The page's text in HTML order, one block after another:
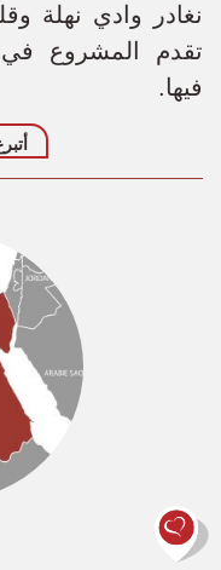
نغادر وادي نهلة
تقدم المشروع في
فيها.